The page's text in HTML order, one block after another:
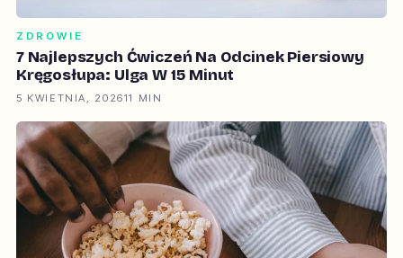
ZDROWIE
7 Najlepszych Ćwiczeń Na Odcinek Piersiowy
Kręgosłupa: Ulga W 15 Minut
5 KWIETNIA, 202611 MIN